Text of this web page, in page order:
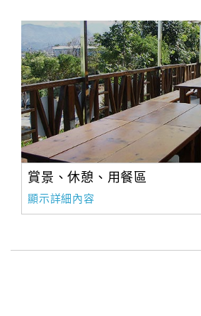
賞景、休憩、用餐區
顯示詳細內容